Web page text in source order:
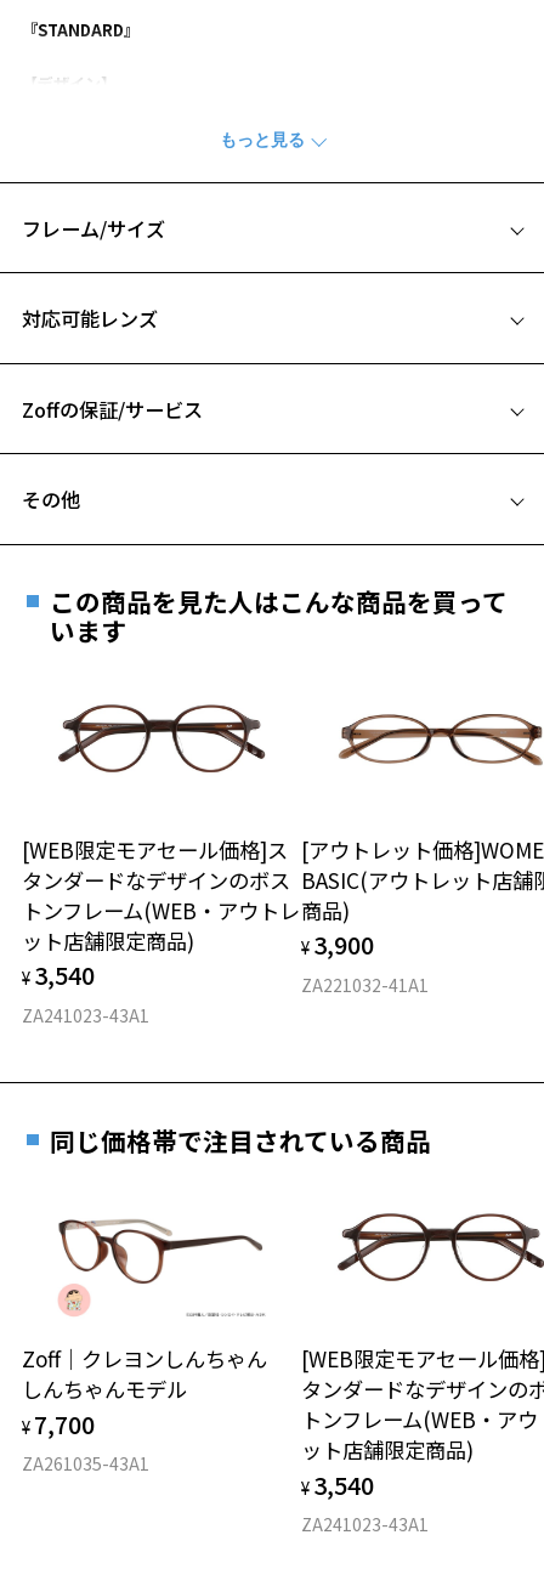
お気に入り
『STANDARD』
【デザイン】
眉間を埋めることにより表情を引き締めてくれます。
セルとメタルのコンビネーション仕様はカジュアルに掛けやすいデザ
インです。
【カラー】
ZN241001-18A1：重たくなりすぎないブラックグラデーション。
仕事ではもちろん、休みの日でもシーンを問わずご使用いただけま
ビジネス ページをみる
※アウトレット商品は、販売から一定期間経過した商品などです。キ
フレーム/サイズ
B ブリッジ(鼻部分)の横幅：19mm
仕上がり寸法
D 仕上がりの横幅：約140mm
E 仕上がりの縦幅：約42mm
※メガネ：デモレンズを外した重さ
タイプ
ウエリントン
材質
フロント素材：アセテート
対応可能レンズ
フレームとレンズの合計料金を知りたい方へ
Zoffの保証/サービス
安心1 フレーム１年間品質保証
きます。
※保証期間内に交換が行われた場合、保証期間は初期の期間から
延長されません。
安心2 視力測定無料
視力の変化を早めに発見するために、定期的な視
力測定をおすすめいたします。
安心3 かかり具合調整無料
その他
ご希望のお客さまは、「レンズ交換券」をお選びのうえ、
最寄りのZoff実店舗にてレンズをお買い求めください。
※サングラスやパッケージ品では「レンズ交換券」はお選び
談ください。
オンラインストアでフレームのみ購入して、
実店舗で度付きにできます
ご購入時に「レンズ交換券」をお選びいただくと、実店舗で
度数を測定のうえ、度付きレンズ（標準セットレンズ）へ無
料交換いただけます。
詳しくはこちら
その際は記入用紙をダウンロードしてお使いください。
この商品を見た人はこんな商品を買って
います
[WEB限定モアセール価格]ス
タンダードなデザインのボス
トンフレーム(WEB・アウトレ
ット店舗限定商品)
¥ 3,540
ZA241023-43A1
[アウトレット価格
BASIC(アウトレット店舗
商品)
¥ 3,900
ZA221032-41A1
同じ価格帯で注目されている商品
Zoff｜クレヨンしんちゃん
しんちゃんモデル
¥ 7,700
ZA261035-43A1
[WEB限定モアセール価
タンダードなデザインの
トンフレーム(WEB・ア
ット店舗限定商品)
¥ 3,540
ZA241023-43A1